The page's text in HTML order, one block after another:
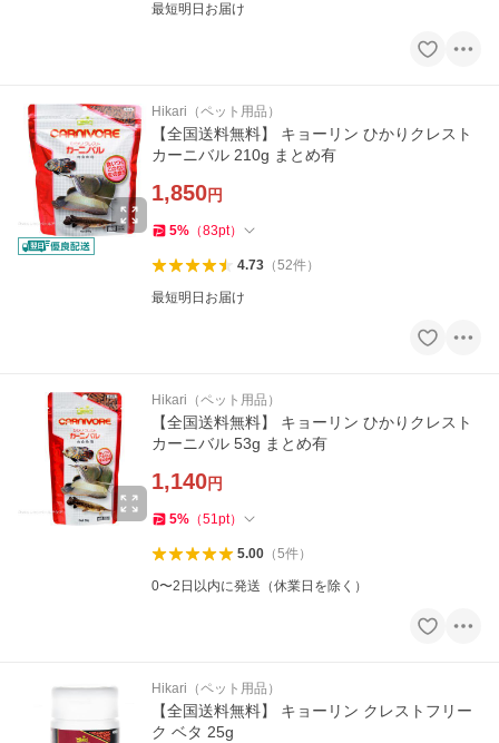
最短明日お届け
Hikari（ペット用品）
【全国送料無料】 キョーリン ひかりクレスト
カーニバル 210g まとめ有
1,850円
5% （83pt）
4.73（52件）
最短明日お届け
Hikari（ペット用品）
【全国送料無料】 キョーリン ひかりクレスト
カーニバル 53g まとめ有
1,140円
5% （51pt）
5.00（5件）
0〜2日以内に発送（休業日を除く）
Hikari（ペット用品）
【全国送料無料】 キョーリン クレストフリー
ク ベタ 25g